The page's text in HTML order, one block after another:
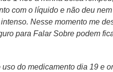
com o líquido e não deu
Nesse momento me
para Falar Sobre podem
do medicamento dia 19 e